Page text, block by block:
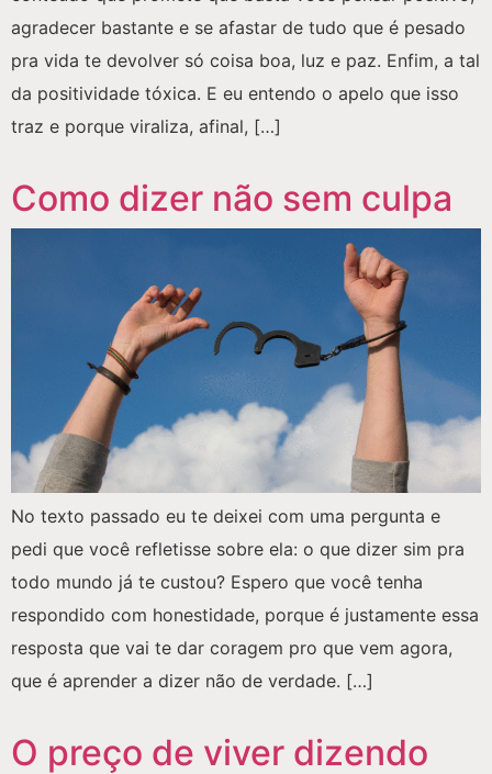
agradecer bastante e se afastar de tudo que é pesado
pra vida te devolver só coisa boa, luz e paz. Enfim, a tal
da positividade tóxica. E eu entendo o apelo que isso
traz e porque viraliza, afinal, […]
Como dizer não sem culpa
No texto passado eu te deixei com uma pergunta e
pedi que você refletisse sobre ela: o que dizer sim pra
todo mundo já te custou? Espero que você tenha
respondido com honestidade, porque é justamente essa
resposta que vai te dar coragem pro que vem agora,
que é aprender a dizer não de verdade. […]
O preço de viver dizendo